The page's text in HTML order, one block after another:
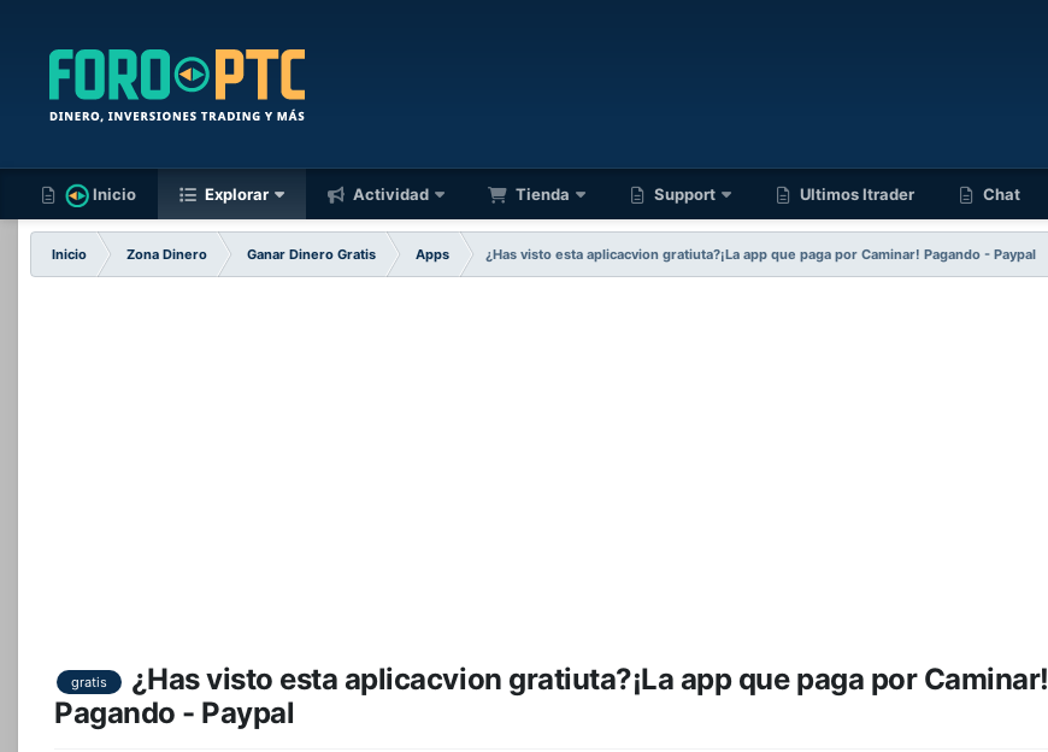
Inicio Explorar Actividad Tienda Support Ultimos Itrader Chat
Inicio Zona Dinero Ganar Dinero Gratis Apps
¿Has visto esta aplicacvion gratiuta?¡La app que paga por Caminar! Pagando - Paypal
gratis
¿Has visto esta aplicacvion gratiuta?¡La app que paga por Caminar!
Pagando - Paypal